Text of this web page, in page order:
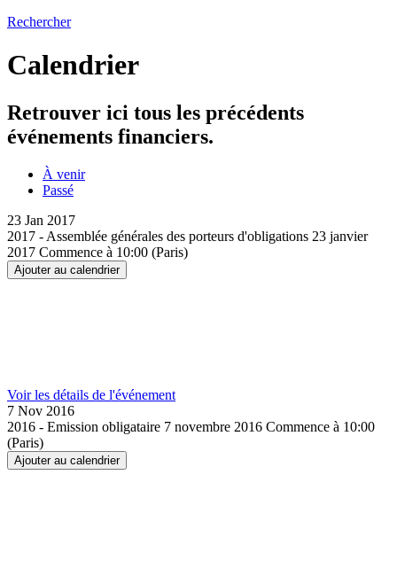
Rechercher
Calendrier
Retrouver ici tous les précédents
événements financiers.
À venir
Passé
23 Jan 2017
2017 - Assemblée générales des porteurs d'obligations 23 janvier
2017 Commence à 10:00 (Paris)
Ajouter au calendrier
Voir les détails de l'événement
7 Nov 2016
2016 - Emission obligataire 7 novembre 2016 Commence à 10:00
(Paris)
Ajouter au calendrier